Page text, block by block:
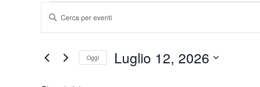
Eventi
Ricerca
viste
Inserisci
Cerca
Oggi Luglio 12, 2026